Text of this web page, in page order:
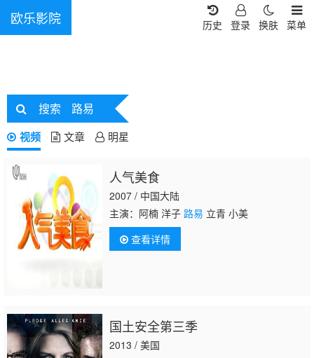
欧乐影院 菜单
换肤
登录
历史
搜索 路易
视频 文章 明星
人气美食
2007 / 中国大陆
主演：阿楠 洋子 路易 立青 小美
查看详情
国土安全第三季
2013 / 美国